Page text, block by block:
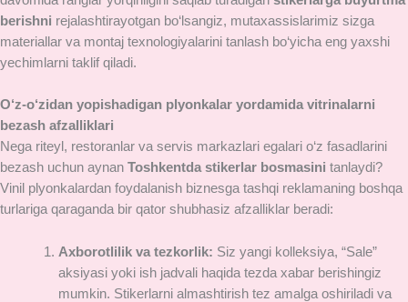
berishni rejalashtirayotgan bo‘lsangiz, mutaxassislarimiz sizga
materiallar va montaj texnologiyalarini tanlash bo‘yicha eng yaxshi
yechimlarni taklif qiladi.
O‘z-o‘zidan yopishadigan plyonkalar yordamida vitrinalarni
bezash afzalliklari
Nega riteyl, restoranlar va servis markazlari egalari o‘z fasadlarini
bezash uchun aynan Toshkentda stikerlar bosmasini tanlaydi?
Vinil plyonkalardan foydalanish biznesga tashqi reklamaning boshqa
turlariga qaraganda bir qator shubhasiz afzalliklar beradi:
Axborotlilik va tezkorlik: Siz yangi kolleksiya, “Sale”
aksiyasi yoki ish jadvali haqida tezda xabar berishingiz
mumkin. Stikerlarni almashtirish tez amalga oshiriladi va